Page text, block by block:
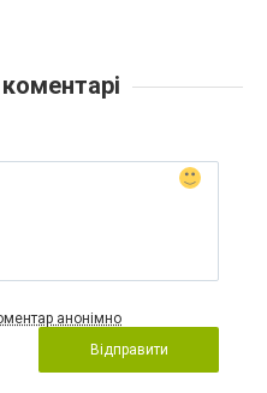
анонімно
Відправити